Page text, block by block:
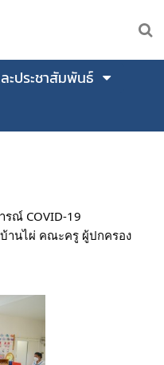
ะประชาสัมพันธ์
ณ์ COVID-19
านไผ่ คณะครู ผู้ปกครอง